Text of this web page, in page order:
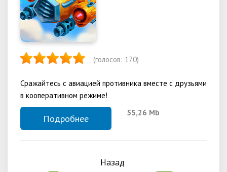
(голосов: 170)
Сражайтесь с авиацией противника вместе с друзьями
в кооперативном режиме!
Подробнее
55,26 Mb
Назад